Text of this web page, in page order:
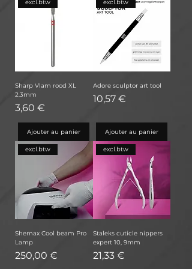
excl.btw
Sharp Vlam rood XL
2.3mm
Prix
3,60 €
Ajouter au panier
excl.btw
Adore sculptor art tool
Prix
10,57 €
Ajouter au panier
excl.btw
Shemax Cool beam Pro
Lamp
Prix
250,00 €
excl.btw
Staleks cuticle nippers
expert 10, 9mm
Prix
21,33 €